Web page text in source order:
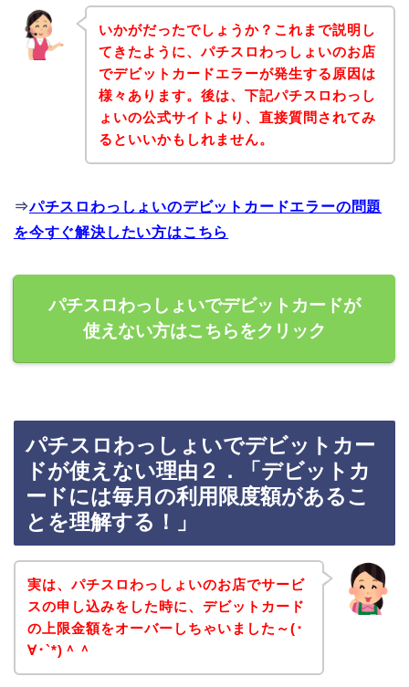
いかがだったでしょうか？これまで説明し
てきたように、パチスロわっしょいのお店
でデビットカードエラーが発生する原因は
様々あります。後は、下記パチスロわっし
ょいの公式サイトより、直接質問されてみ
るといいかもしれません。
⇒パチスロわっしょいのデビットカードエラーの問題
を今すぐ解決したい方はこちら
パチスロわっしょいでデビットカードが
使えない方はこちらをクリック
パチスロわっしょいでデビットカー
ドが使えない理由２．「デビットカ
ードには毎月の利用限度額があるこ
とを理解する！」
実は、パチスロわっしょいのお店でサービ
スの申し込みをした時に、デビットカード
の上限金額をオーバーしちゃいました～(･
∀･`*)＾＾